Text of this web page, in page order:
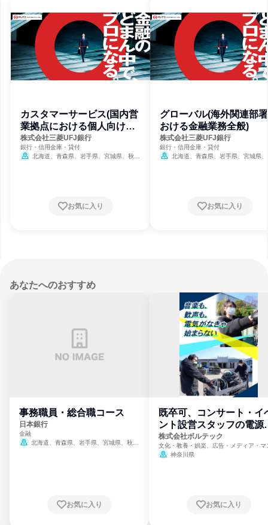
カスタマーサービス(国内営
業拠点における個人向け金
融業務)
株式会社三菱UFJ銀行
銀行・信用金庫・貸付
北海道、青森県、岩手県、宮城県、秋田
賀県、京都府、大阪府、兵庫県、奈良県、和
歌山県、鳥取県、島根県、岡山県、広島県、
お気に入り
グローバル(海外関連部
おける金融業務全般)
株式会社三菱UFJ銀行
銀行・信用金庫・貸付
北海道、青森県、岩手県、宮城県
賀県、京都府、大阪府、兵庫県、奈良
歌山県、鳥取県、島根県、岡山県、広
お気に入り
あなたへのおすすめ
事務職員・総合職コース
日本銀行
金融
北海道、青森県、岩手県、宮城県、秋田
崎県、熊本県、大分県、宮崎県、鹿児島県、
お気に入り
既卒可、コンサート・イ
ント設営スタッフの電源
門
株式会社ボルテック
文化・教養・娯楽、広告・メディア・マ
ミ、電力・ガス・水道・エネルギー
神奈川県
お気に入り